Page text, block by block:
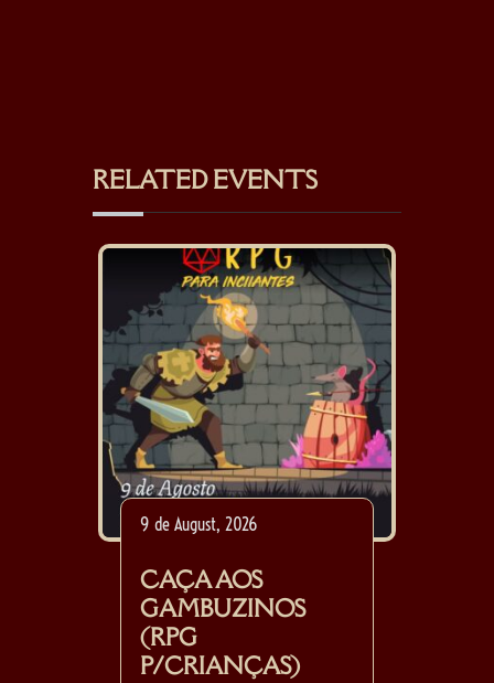
RELATED EVENTS
9 de August, 2026
CAÇA AOS
GAMBUZINOS
(RPG
P/CRIANÇAS)